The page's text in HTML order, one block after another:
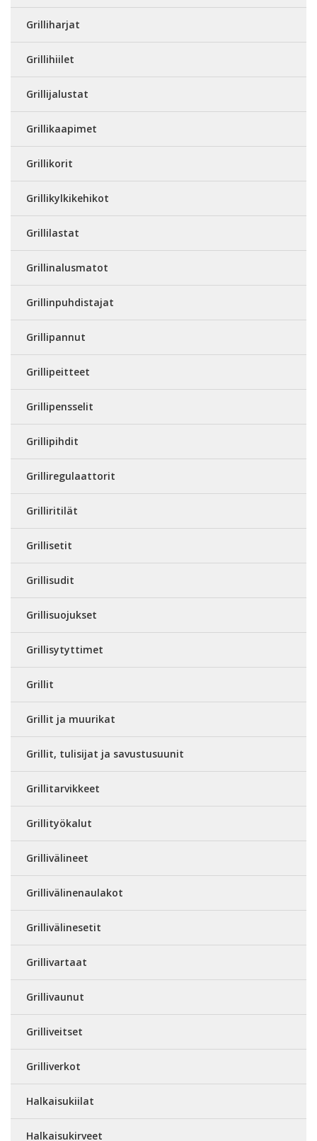
Grilliharjat
Grillihiilet
Grillijalustat
Grillikaapimet
Grillikorit
Grillikylkikehikot
Grillilastat
Grillinalusmatot
Grillinpuhdistajat
Grillipannut
Grillipeitteet
Grillipensselit
Grillipihdit
Grilliregulaattorit
Grilliritilät
Grillisetit
Grillisudit
Grillisuojukset
Grillisytyttimet
Grillit
Grillit ja muurikat
Grillit, tulisijat ja savustusuunit
Grillitarvikkeet
Grillityökalut
Grillivälineet
Grillivälinenaulakot
Grillivälinesetit
Grillivartaat
Grillivaunut
Grilliveitset
Grilliverkot
Halkaisukiilat
Halkaisukirveet